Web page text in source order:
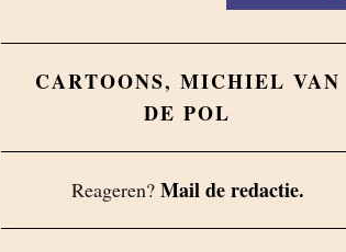
CARTOONS, MICHIEL VAN
DE POL
Reageren? Mail de redactie.